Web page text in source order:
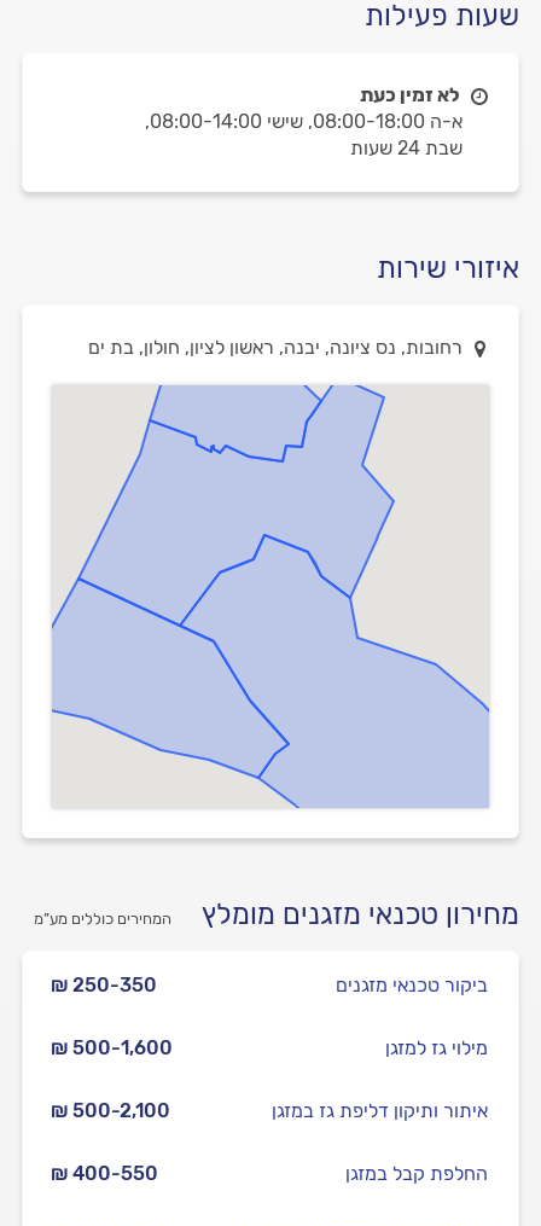
שעות פעילות
לא זמין כעת
א-ה 08:00-18:00,
שישי 08:00-14:00,
שבת 24 שעות
איזורי שירות
רחובות, נס ציונה, יבנה, ראשון לציון, חולון, בת ים
מחירון טכנאי מזגנים מומלץ המחירים כוללים מע”מ
₪ 250-350 ביקור טכנאי מזגנים
₪ 500-1,600 מילוי גז למזגן
₪ 500-2,100 איתור ותיקון דליפת גז במזגן
₪ 400-550 החלפת קבל במזגן